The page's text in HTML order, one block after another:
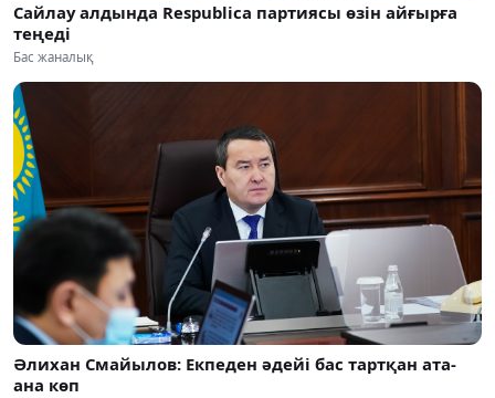
Сайлау алдында Respublica партиясы өзін айғырға
теңеді
Бас жаналық
Әлихан Смайылов: Екпеден әдейі бас тартқан ата-
ана көп